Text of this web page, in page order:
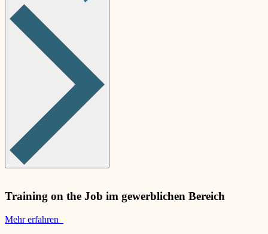
Training on the Job im gewerblichen Bereich
Mehr erfahren